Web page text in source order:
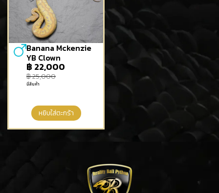
Banana Mckenzie
YB Clown
฿25,000
฿ 22,000
มีสินค้า
หยิบใส่ตะกร้า